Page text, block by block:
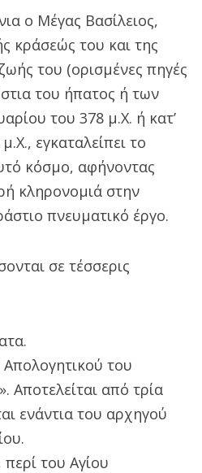
ο Μέγας Βασίλειος,
κράσεώς του και της
του (ορισμένες πηγές
του ήπατος ή των
του 378 μ.Χ. ή κατ’
εγκαταλείπει το
κόσμο, αφήνοντας
κληρονομιά στην
πνευματικό έργο.
σε τέσσερις
του
Αποτελείται από τρία
ενάντια του αρχηγού
του Αγίου